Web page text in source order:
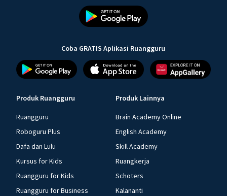
Coba GRATIS Aplikasi Ruangguru
Produk Ruangguru
Ruangguru
Roboguru Plus
Dafa dan Lulu
Kursus for Kids
Ruangguru for Kids
Ruangguru for Business
Produk Lainnya
Brain Academy Online
English Academy
Skill Academy
Ruangkerja
Schoters
Kalananti